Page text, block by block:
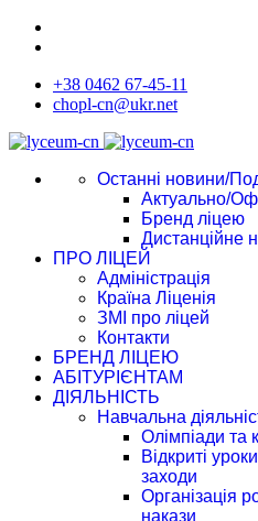
+38 0462 67-45-11
chopl-cn@ukr.net
Останні новини/
Актуально/
Бренд ліцею
Дистанційне
ПРО ЛІЦЕЙ
Адміністрація
Країна Ліценія
ЗМІ про ліцей
Контакти
БРЕНД ЛІЦЕЮ
АБІТУРІЄНТАМ
ДІЯЛЬНІСТЬ
Навчальна
Олімпіади та
Відкриті
заходи
Організація
накази